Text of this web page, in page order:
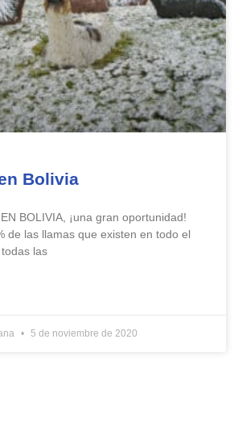
Bolivia
BOLIVIA, ¡una gran oportunidad!
de las llamas que existen en todo el
las
5 de noviembre de 2020